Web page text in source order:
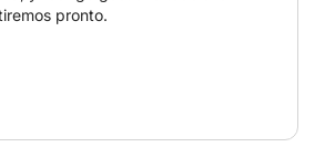
pronto.